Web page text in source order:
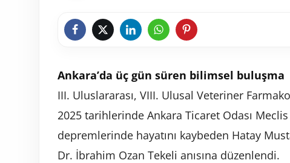
Ankara’da üç gün süren bilimsel buluşma
III. Uluslararası, VIII. Ulusal Veteriner
2025 tarihlerinde Ankara Ticaret Odası
depremlerinde hayatını kaybeden Hatay
Dr. İbrahim Ozan Tekeli anısına düzenlendi.